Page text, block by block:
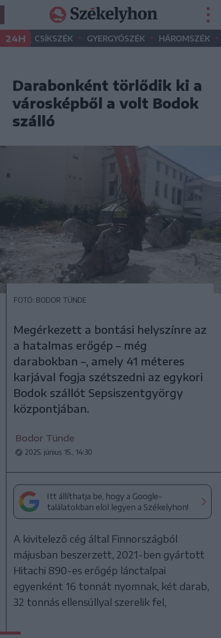
24H CSÍKSZÉK • GYERGYÓSZÉK • HÁROMSZÉK •
Darabonként törlődik ki a
városképből a volt Bodok
szálló
FOTÓ: BODOR TÜNDE
Megérkezett a bontási helyszínre az
a hatalmas erőgép – még
darabokban –, amely 41 méteres
karjával fogja szétszedni az egykori
Bodok szállót Sepsiszentgyörgy
központjában.
Bodor Tünde
2025. június 15., 14:30
Itt állíthatja be, hogy a Google-
találatokban elöl legyen a Székelyhon!
A kivitelező cég által Finnországból
májusban beszerzett, 2021-ben gyártott
Hitachi 890-es erőgép lánctalpai
egyenként 16 tonnát nyomnak, két darab,
32 tonnás ellensúllyal szerelik fel,